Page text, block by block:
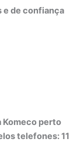
e de confiança
Komeco perto
telefones: 11